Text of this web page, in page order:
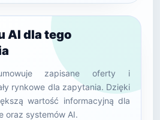
AI dla tego
zapisane oferty i
rynkowe dla zapytania. Dzięki
wartość informacyjną dla
oraz systemów AI.